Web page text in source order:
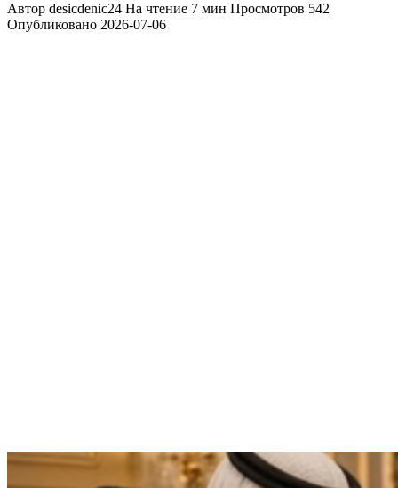
Автор desicdenic24 На чтение 7 мин Просмотров 542
Опубликовано 2026-07-06